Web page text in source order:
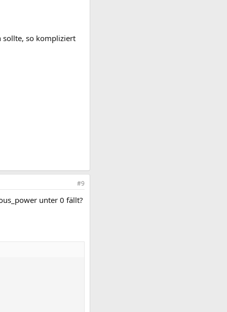
sollte, so kompliziert
#9
unter 0 fällt?